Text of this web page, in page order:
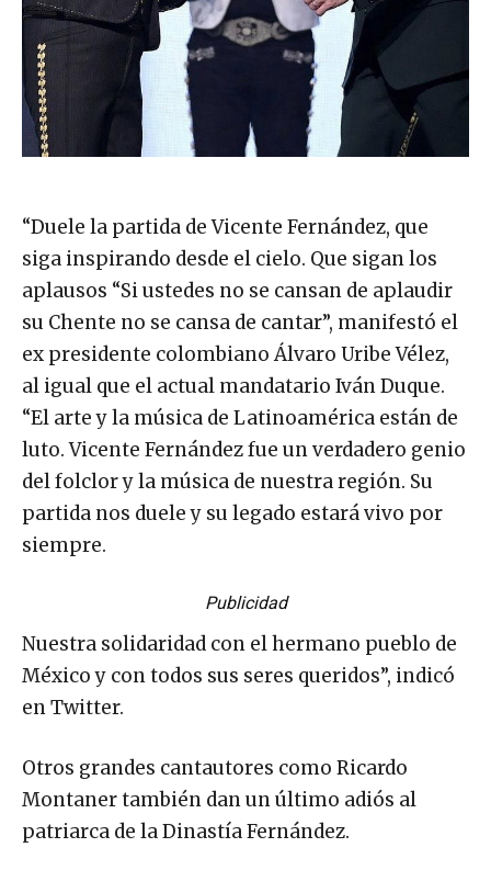
“Duele la partida de Vicente Fernández, que
siga inspirando desde el cielo. Que sigan los
aplausos “Si ustedes no se cansan de aplaudir
su Chente no se cansa de cantar”, manifestó el
ex presidente colombiano Álvaro Uribe Vélez,
al igual que el actual mandatario Iván Duque.
“El arte y la música de Latinoamérica están de
luto. Vicente Fernández fue un verdadero genio
del folclor y la música de nuestra región. Su
partida nos duele y su legado estará vivo por
siempre.
Publicidad
Nuestra solidaridad con el hermano pueblo de
México y con todos sus seres queridos”, indicó
en Twitter.
Otros grandes cantautores como Ricardo
Montaner también dan un último adiós al
patriarca de la Dinastía Fernández.